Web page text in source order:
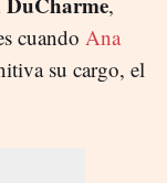
cuando Ana
su cargo, el